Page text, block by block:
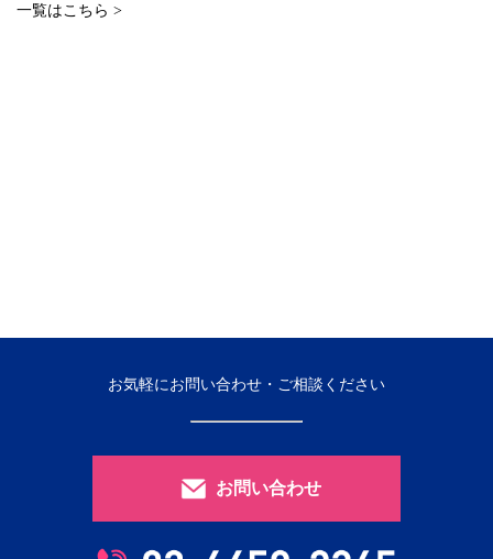
一覧はこちら >
お気軽にお問い合わせ・ご相談ください
お問い合わせ